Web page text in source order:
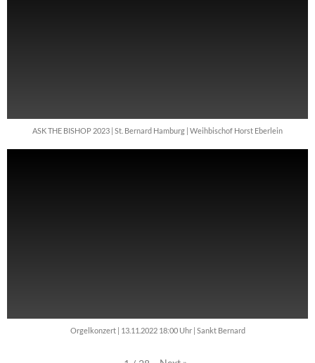
ASK THE BISHOP 2023 | St. Bernard Hamburg | Weihbischof Horst Eberlein
Orgelkonzert | 13.11.2022 18:00 Uhr | Sankt Bernard